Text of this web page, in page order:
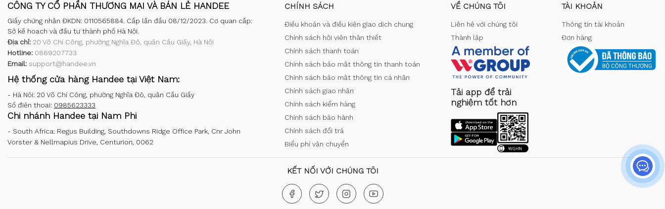
CÔNG TY CỔ PHẦN THƯƠNG MẠI VÀ BÁN LẺ HANDEE
Giấy chứng nhận ĐKDN: 0110565884. Cấp lần đầu 08/12/2023. Cơ quan cấp:
Sở kế hoạch và đầu tư thành phố Hà Nội.
Địa chỉ: 20 Võ Chí Công, phường Nghĩa Đô, quận Cầu Giấy, Hà Nội
Hotline: 0869207733
Email: support@handee.vn
Hệ thống cửa hàng Handee tại Việt Nam:
- Hà Nội: 20 Võ Chí Công, phường Nghĩa Đô, quận Cầu Giấy
Số điện thoại: 0985623333
Chi nhánh Handee tại Nam Phi
- South Africa: Regus Building, Southdowns Ridge Office Park, Cnr John
Vorster & Nellmapius Drive, Centurion, 0062
CHÍNH SÁCH
Điều khoản và điều kiện giao dịch chung
Chính sách hội viên thân thiết
Chính sách thanh toán
Chính sách bảo mật thông tin thanh toán
Chính sách bảo mật thông tin cá nhân
Chính sách giao nhận
Chính sách kiểm hàng
Chính sách bảo hành
Chính sách đổi trả
Biểu phí vận chuyển
VỀ CHÚNG TÔI
Liên hệ với chúng tôi
Thành lập
TÀI KHOẢN
Thông tin tài khoản
Đơn hàng
Tải app để trải
nghiệm tốt hơn
KẾT NỐI VỚI CHÚNG TÔI